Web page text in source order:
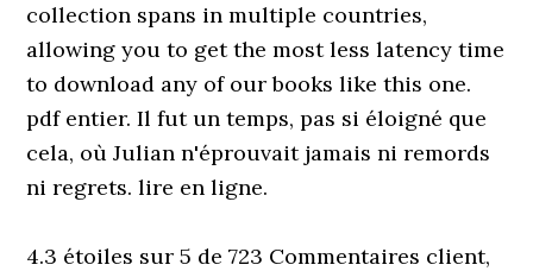
collection spans in multiple countries,
allowing you to get the most less latency time
to download any of our books like this one.
pdf entier. Il fut un temps, pas si éloigné que
cela, où Julian n'éprouvait jamais ni remords
ni regrets. lire en ligne.
4.3 étoiles sur 5 de 723 Commentaires client,